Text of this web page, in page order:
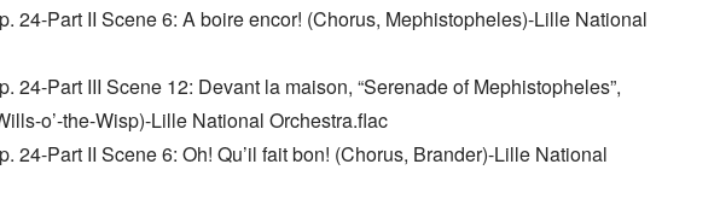
24-Part II Scene 6: A boire encor! (Chorus, Mephistopheles)-Lille National
24-Part III Scene 12: Devant la maison, “Serenade of Mephistopheles”,
o’-the-Wisp)-Lille National Orchestra.flac
24-Part II Scene 6: Oh! Qu’il fait bon! (Chorus, Brander)-Lille National